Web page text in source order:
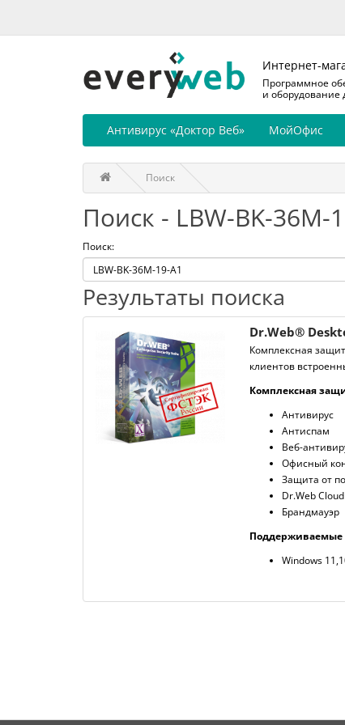
Интернет-
Программное
и оборудование
Антивирус «Доктор Веб» МойОфис
Поиск
Поиск - LBW-BK-36M-
Поиск:
Результаты поиска
Dr.Web®
Комплексная
клиентов
Комплексная
Антивирус
Антиспам
Веб-
Офисный
Защита от
Dr.Web Cloud
Брандмауэр
Поддерживаемые
Windows